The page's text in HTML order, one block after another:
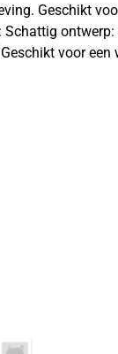
Geschikt
ontwerp:
voor een